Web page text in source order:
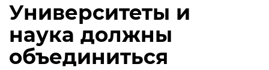
Университеты и
наука должны
объединиться